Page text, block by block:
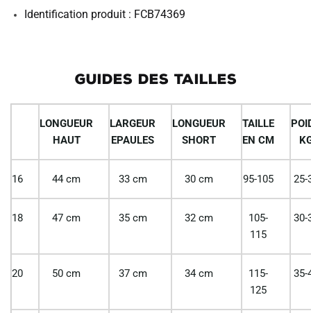
Identification produit : FCB74369
GUIDES DES TAILLES
LONGUEUR
HAUT
LARGEUR
EPAULES
LONGUEUR
SHORT
TAILLE
EN CM
16 44 cm 33 cm 30 cm 95-105 25-
18 47 cm 35 cm 32 cm
105-
115
30-
20 50 cm 37 cm 34 cm
115-
125
35-